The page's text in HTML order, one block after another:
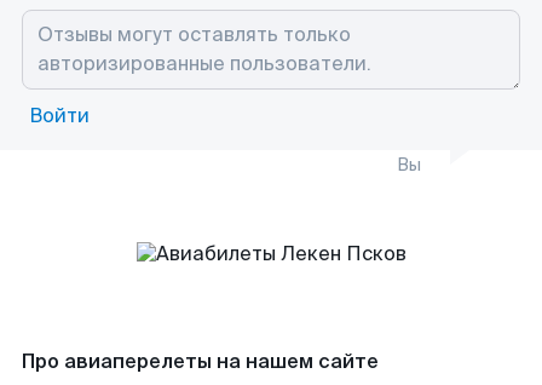
Войти
Вы
Про авиаперелеты на нашем сайте